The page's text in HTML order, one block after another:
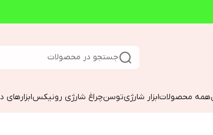
جستجو در محصولات
همه محصولاتابزار شارژیتوسنچراغ شارژی رونیکس